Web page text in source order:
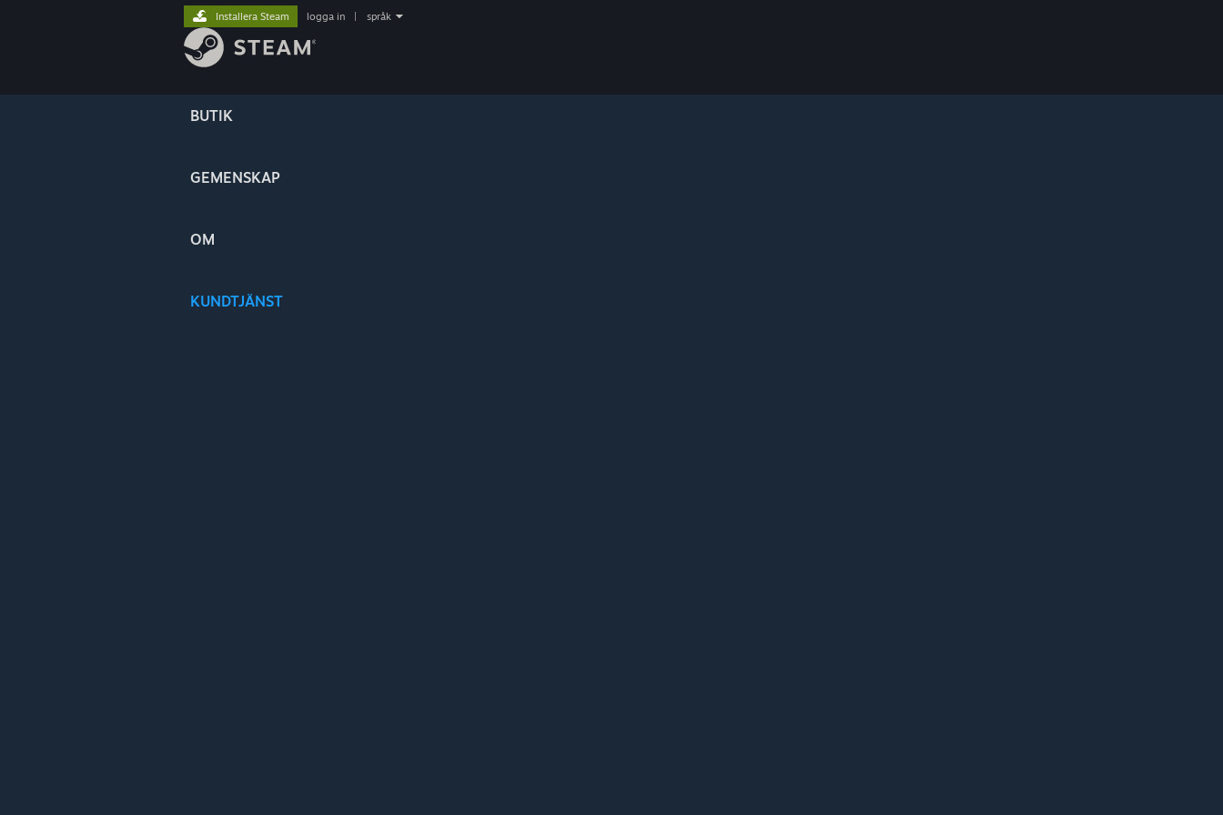
BUTIK
GEMENSKAP
OM
KUNDTJÄNST
Installera Steam logga in språk